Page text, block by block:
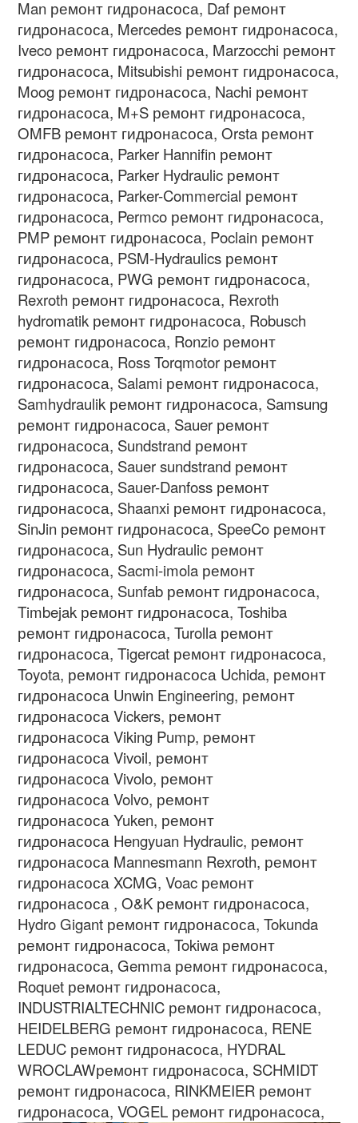
Man ремонт гидронасоса, Daf ремонт
гидронасоса, Mercedes ремонт гидронасоса,
Iveco ремонт гидронасоса, Marzocchi ремонт
гидронасоса, Mitsubishi ремонт гидронасоса,
Moog ремонт гидронасоса, Nachi ремонт
гидронасоса, M+S ремонт гидронасоса,
OMFB ремонт гидронасоса, Orsta ремонт
гидронасоса, Parker Hannifin ремонт
гидронасоса, Parker Hydraulic ремонт
гидронасоса, Parker-Commercial ремонт
гидронасоса, Permco ремонт гидронасоса,
PMP ремонт гидронасоса, Poclain ремонт
гидронасоса, PSM-Hydraulics ремонт
гидронасоса, PWG ремонт гидронасоса,
Rexroth ремонт гидронасоса, Rexroth
hydromatik ремонт гидронасоса, Robusch
ремонт гидронасоса, Ronzio ремонт
гидронасоса, Ross Torqmotor ремонт
гидронасоса, Salami ремонт гидронасоса,
Samhydraulik ремонт гидронасоса, Samsung
ремонт гидронасоса, Sauer ремонт
гидронасоса, Sundstrand ремонт
гидронасоса, Sauer sundstrand ремонт
гидронасоса, Sauer-Danfoss ремонт
гидронасоса, Shaanxi ремонт гидронасоса,
SinJin ремонт гидронасоса, SpeeCo ремонт
гидронасоса, Sun Hydraulic ремонт
гидронасоса, Sacmi-imola ремонт
гидронасоса, Sunfab ремонт гидронасоса,
Timbejak ремонт гидронасоса, Toshiba
ремонт гидронасоса, Turolla ремонт
гидронасоса, Tigercat ремонт гидронасоса,
Toyota, ремонт гидронасоса Uchida, ремонт
гидронасоса Unwin Engineering, ремонт
гидронасосаVickers, ремонт
гидронасосаViking Pump, ремонт
гидронасосаVivoil, ремонт
гидронасосаVivolo, ремонт
гидронасосаVolvo, ремонт
гидронасосаYuken, ремонт
гидронасоса Hengyuan Hydraulic, ремонт
гидронасоса Mannesmann Rexroth, ремонт
гидронасоса XCMG, Voac ремонт
гидронасоса , O&K ремонт гидронасоса,
Hydro Gigant ремонт гидронасоса, Tokunda
ремонт гидронасоса, Tokiwa ремонт
гидронасоса, Gemma ремонт гидронасоса,
Roquet ремонт гидронасоса,
INDUSTRIALTECHNIC ремонт гидронасоса,
HEIDELBERG ремонт гидронасоса, RENE
LEDUC ремонт гидронасоса, HYDRAL
WROCLAWремонт гидронасоса, SCHMIDT
ремонт гидронасоса, RINKMEIER ремонт
гидронасоса,VOGEL ремонт гидронасоса,